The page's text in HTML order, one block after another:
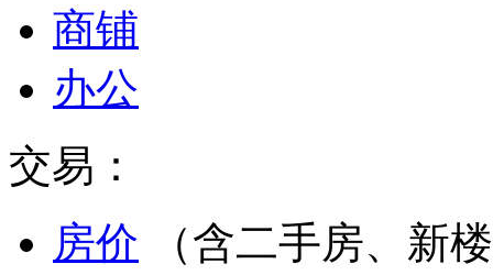
商铺
办公
交易：
房价
（含二手房、新